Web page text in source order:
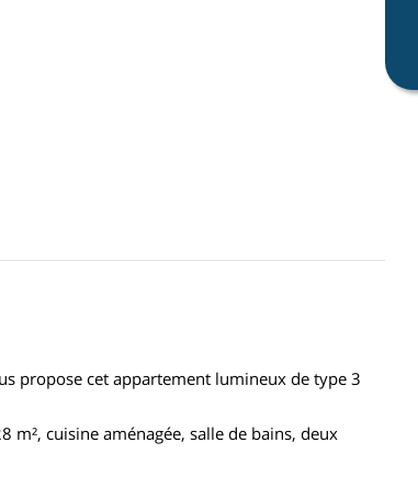
propose cet appartement lumineux de type 3
m², cuisine aménagée, salle de bains, deux